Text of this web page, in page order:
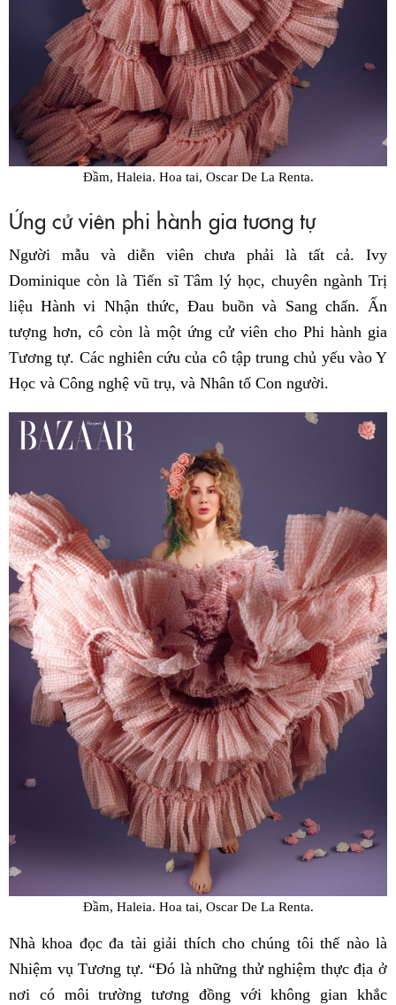
Đầm, Haleia. Hoa tai, Oscar De La Renta.
Ứng cử viên phi hành gia tương tự
Người mẫu và diễn viên chưa phải là tất cả. Ivy
Dominique còn là Tiến sĩ Tâm lý học, chuyên ngành Trị
liệu Hành vi Nhận thức, Đau buồn và Sang chấn. Ấn
tượng hơn, cô còn là một ứng cử viên cho Phi hành gia
Tương tự. Các nghiên cứu của cô tập trung chủ yếu vào Y
Học và Công nghệ vũ trụ, và Nhân tố Con người.
Đầm, Haleia. Hoa tai, Oscar De La Renta.
Nhà khoa đọc đa tài giải thích cho chúng tôi thế nào là
Nhiệm vụ Tương tự. “Đó là những thử nghiệm thực địa ở
nơi có môi trường tương đồng với không gian khắc